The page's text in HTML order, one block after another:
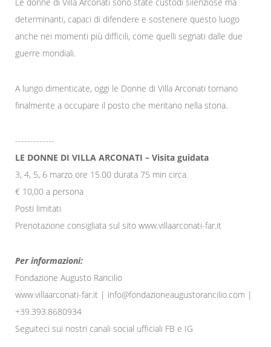
determinanti, capaci di difendere e sostenere questo luogo
anche nei momenti più difficili, come quelli segnati dalle due
guerre mondiali.
A lungo dimenticate, oggi le Donne di Villa Arconati tornano
finalmente a occupare il posto che meritano nella storia.
-------------
LE DONNE DI VILLA ARCONATI – Visita guidata
3, 4, 5, 6 marzo ore 15.00 durata 75 min circa
€ 10,00 a persona
Posti limitati
Prenotazione consigliata sul sito www.villaarconati-far.it
Per informazioni:
Fondazione Augusto Rancilio
www.villaarconati-far.it | info@fondazioneaugustorancilio.com |
+39.393.8680934
Seguiteci sui nostri canali social ufficiali FB e IG